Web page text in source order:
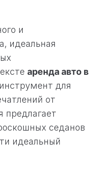
и
идеальная
аренда авто в
для
от
предлагает
седанов
идеальный